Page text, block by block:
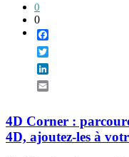
0
0
4D Corner :
4D, ajoutez-les à